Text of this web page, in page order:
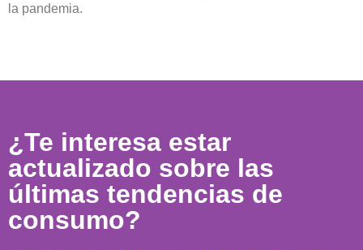
la pandemia.
¿Te interesa estar
actualizado sobre las
últimas tendencias de
consumo?